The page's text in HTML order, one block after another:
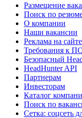
Размещение
Поиск по
О компании
Наши вакансии
Реклама на сайте
Требования к
Безопасный
HeadHunter API
Партнерам
Инвесторам
Каталог
Поиск по
Сетка: соцсеть